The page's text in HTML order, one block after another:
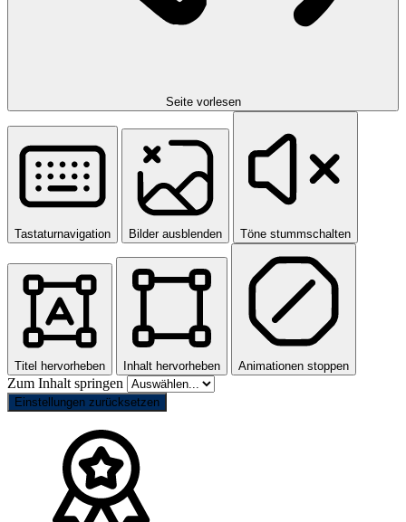
Seite vorlesen
Tastaturnavigation Bilder ausblenden Töne stummschalten
Titel hervorheben Inhalt hervorheben Animationen stoppen
Zum Inhalt springen
Einstellungen zurücksetzen